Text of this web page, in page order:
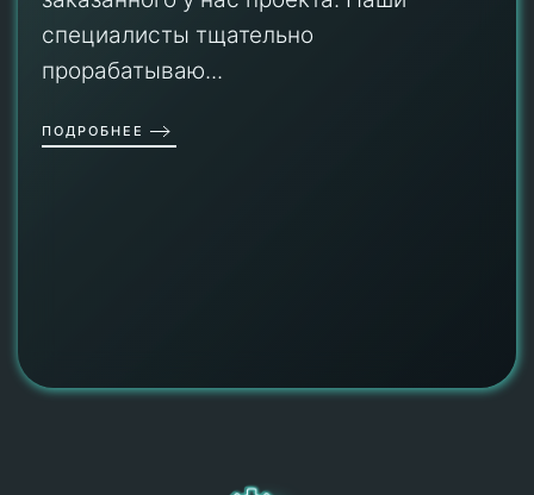
специалисты тщательно
прорабатываю...
ПОДРОБНЕЕ